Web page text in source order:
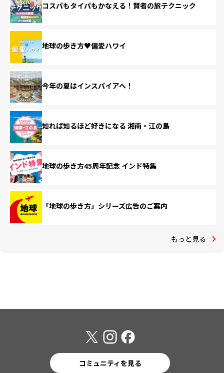
コスパもタイパもかなえる！賢者の旅テクニック
地球の歩き方♥偏愛ハワイ
今年の夏はインスパイアへ！
知れば知るほど好きになる 湘南・江の島
地球の歩き方45周年記念 インド特集
「地球の歩き方」シリーズ広告のご案内
もっと見る
コミュニティを見る